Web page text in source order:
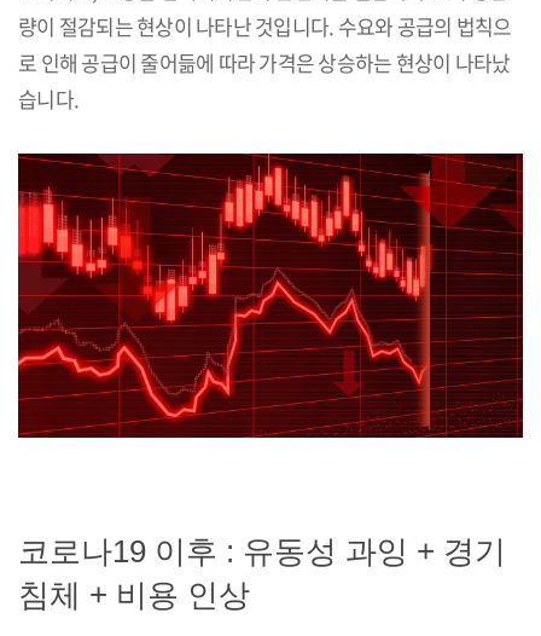
량이 절감되는 현상이 나타난 것입니다. 수요와 공급의 법칙으
로 인해 공급이 줄어듦에 따라 가격은 상승하는 현상이 나타났
습니다.
코로나19 이후 : 유동성 과잉 + 경기
침체 + 비용 인상